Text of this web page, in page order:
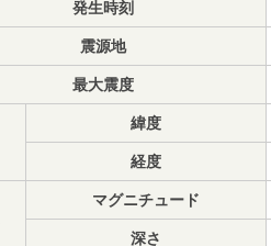
発生時刻
震源地
最大震度
緯度
経度
マグニチュード
深さ